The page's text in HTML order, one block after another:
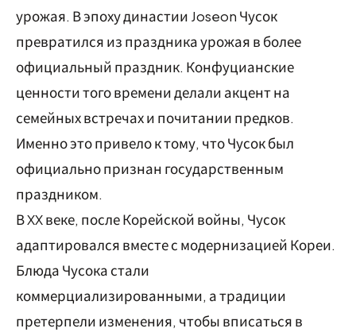
урожая. В эпоху династии Joseon Чусок
превратился из праздника урожая в более
официальный праздник. Конфуцианские
ценности того времени делали акцент на
семейных встречах и почитании предков.
Именно это привело к тому, что Чусок был
официально признан государственным
праздником.
В XX веке, после Корейской войны, Чусок
адаптировался вместе с модернизацией Кореи.
Блюда Чусока стали
коммерциализированными, а традиции
претерпели изменения, чтобы вписаться в